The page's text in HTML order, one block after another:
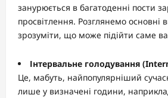
занурюється в багатоденні пости
просвітлення. Розглянемо основні
зрозуміти, що може підійти саме
Інтервальне голодування
Це, мабуть, найпопулярніший
лише у визначені години,